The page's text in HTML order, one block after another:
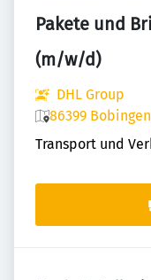
Pakete und
(m/w/d)
DHL Group
86399
Transport und